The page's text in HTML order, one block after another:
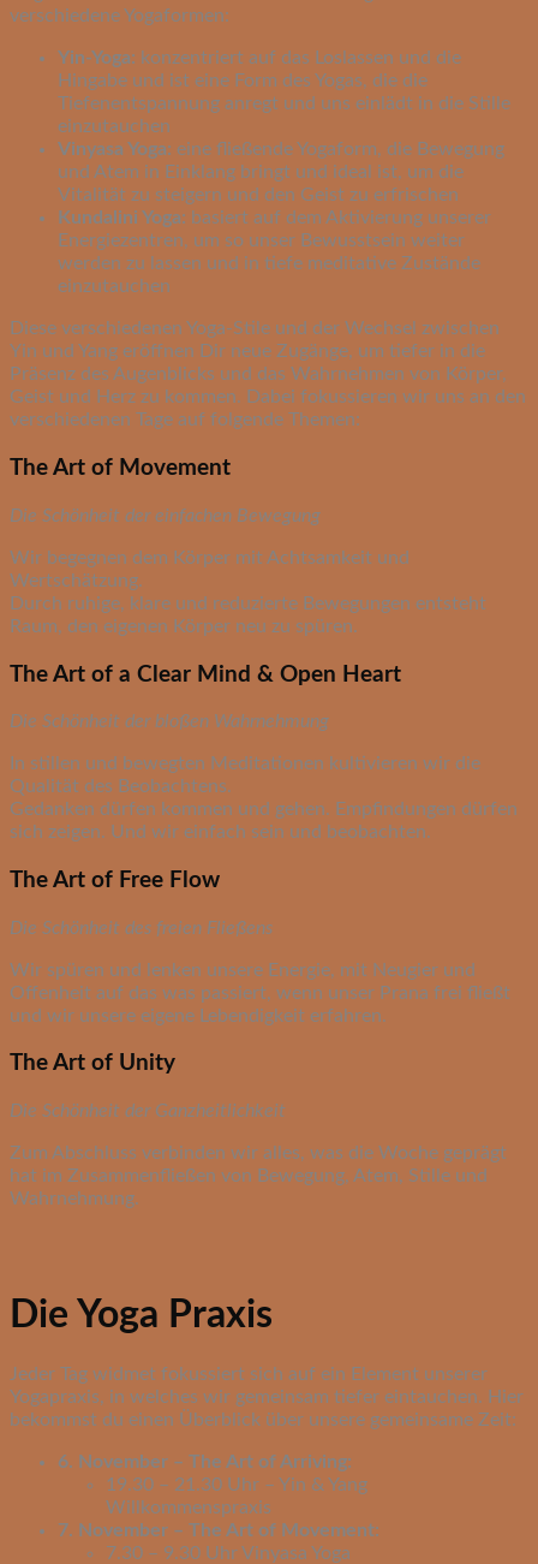
verschiedene Yogaformen:
Yin-Yoga: konzentriert auf das Loslassen und die
Hingabe und ist eine Form des Yogas, die die
Tiefenentspannung anregt und uns einlädt in die Stille
einzutauchen
Vinyasa Yoga: eine fließende Yogaform, die Bewegung
und Atem in Einklang bringt und ideal ist, um die
Vitalität zu steigern und den Geist zu erfrischen
Kundalini Yoga: basiert auf dem Aktivierung unserer
Energiezentren, um so unser Bewusstsein weiter
werden zu lassen und in tiefe meditative Zustände
einzutauchen
Diese verschiedenen Yoga-Stile und der Wechsel zwischen
Yin und Yang eröffnen Dir neue Zugänge, um tiefer in die
Präsenz des Augenblicks und das Wahrnehmen von Körper,
Geist und Herz zu kommen. Dabei fokussieren wir uns an den
verschiedenen Tage auf folgende Themen:
The Art of Movement
Die Schönheit der einfachen Bewegung
Wir begegnen dem Körper mit Achtsamkeit und
Wertschätzung.
Durch ruhige, klare und reduzierte Bewegungen entsteht
Raum, den eigenen Körper neu zu spüren.
The Art of a Clear Mind & Open Heart
Die Schönheit der bloßen Wahrnehmung
In stillen und bewegten Meditationen kultivieren wir die
Qualität des Beobachtens.
Gedanken dürfen kommen und gehen. Empfindungen dürfen
sich zeigen. Und wir einfach sein und beobachten.
The Art of Free Flow
Die Schönheit des freien Fließens
Wir spüren und lenken unsere Energie, mit Neugier und
Offenheit auf das was passiert, wenn unser Prana frei fließt
und wir unsere eigene Lebendigkeit erfahren.
The Art of Unity
Die Schönheit der Ganzheitlichkeit
Zum Abschluss verbinden wir alles, was die Woche geprägt
hat im Zusammenfließen von Bewegung, Atem, Stille und
Wahrnehmung.
Die Yoga Praxis
Jeder Tag widmet fokussiert sich auf ein Element unserer
Yogapraxis, in welches wir gemeinsam tiefer eintauchen. Hier
bekommst du einen Überblick über unsere gemeinsame Zeit:
6. November – The Art of Arriving:
19.30 – 21.30 Uhr – Yin & Yang
Willkommenspraxis
7. November – The Art of Movement:
7.30 – 9.30 Uhr Vinyasa Yoga